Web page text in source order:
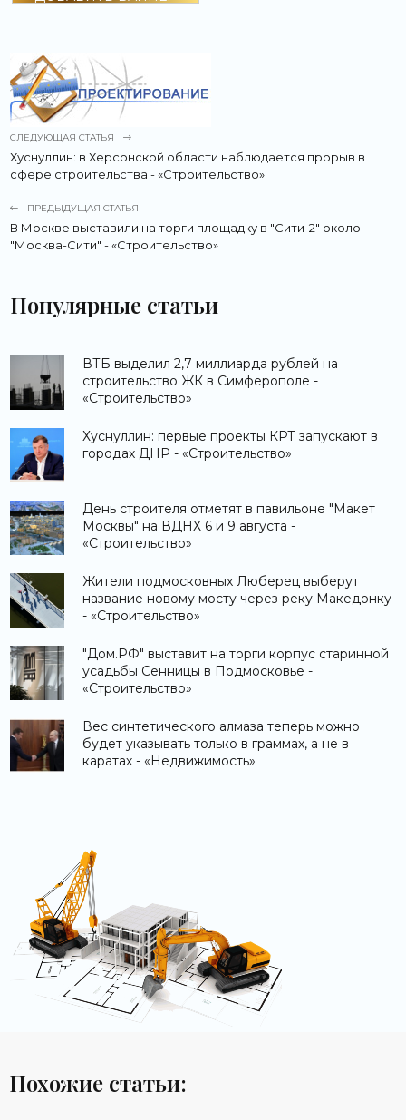
СЛЕДУЮЩАЯ СТАТЬЯ
Хуснуллин: в Херсонской области наблюдается прорыв в
сфере строительства - «Строительство»
ПРЕДЫДУЩАЯ СТАТЬЯ
В Москве выставили на торги площадку в "Сити-2" около
"Москва-Сити" - «Строительство»
Популярные статьи
ВТБ выделил 2,7 миллиарда рублей на
строительство ЖК в Симферополе -
«Строительство»
Хуснуллин: первые проекты КРТ запускают в
городах ДНР - «Строительство»
День строителя отметят в павильоне "Макет
Москвы" на ВДНХ 6 и 9 августа -
«Строительство»
Жители подмосковных Люберец выберут
название новому мосту через реку Македонку
- «Строительство»
"Дом.РФ" выставит на торги корпус старинной
усадьбы Сенницы в Подмосковье -
«Строительство»
Вес синтетического алмаза теперь можно
будет указывать только в граммах, а не в
каратах - «Недвижимость»
Похожие статьи: